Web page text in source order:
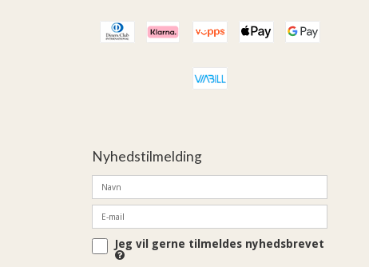
Nyhedstilmelding
Jeg vil gerne tilmeldes nyhedsbrevet